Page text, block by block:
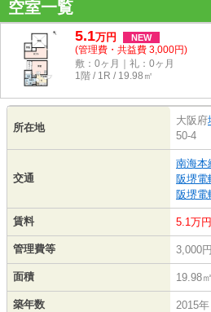
空室一覧
5.1万円 NEW
(管理費・共益費 3,000円)
敷：0ヶ月｜礼：0ヶ月
1階 / 1R / 19.98㎡
所在地
大阪府
50-4
交通
南海本
阪堺電
阪堺電
賃料 5.1万円
管理費等 3,000円
面積 19.98㎡
築年数 2015